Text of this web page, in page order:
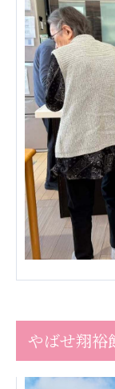
株式会社エネクト
海外
海外グループ会社
美迪克（上海）商
共生（大連）商務
台灣善合股份有限
Angkor-Japan
Hospital
クヴィアン小学校
ィアン中学校
カンボジア日本友
NGO共生の家
上海介護施設
やばせ翔裕